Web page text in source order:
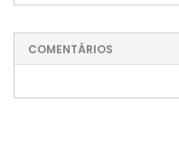
COMENTÁRIOS